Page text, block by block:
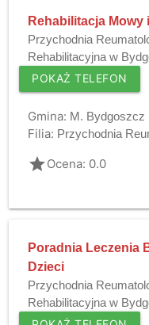
Rehabilitacja Mowy
Przychodnia
Rehabilitacyjna w
POKAŻ TELEFON
Gmina: M. Bydgoszcz
Filia: Przychodnia
gradeOcena: 0.0
Poradnia Leczenia
Dzieci
Przychodnia
Rehabilitacyjna w